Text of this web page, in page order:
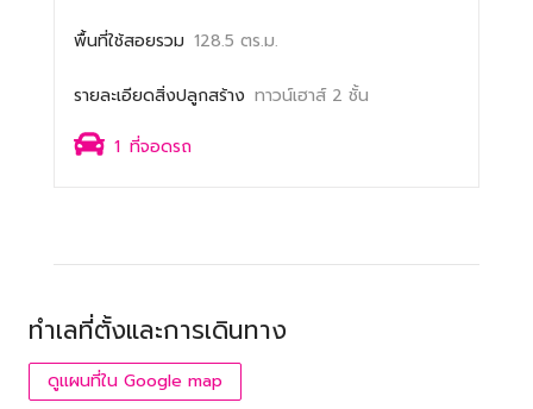
พื้นที่ใช้สอยรวม 128.5 ตร.ม.
รายละเอียดสิ่งปลูกสร้าง ทาวน์เฮาส์ 2 ชั้น
1 ที่จอดรถ
ทำเลที่ตั้งและการเดินทาง
ดูแผนที่ใน Google map